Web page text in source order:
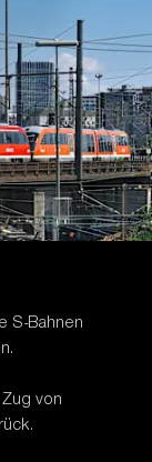
S-Bahnen
von